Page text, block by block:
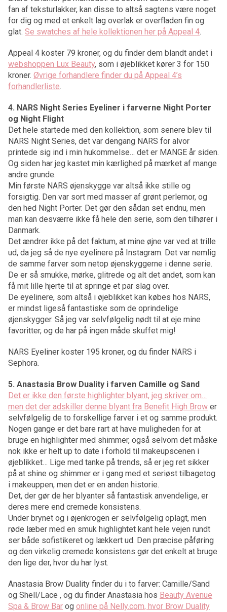
fan af teksturlakker, kan disse to altså sagtens være noget
for dig og med et enkelt lag overlak er overfladen fin og
glat. Se swatches af hele kollektionen her på Appeal 4.
Appeal 4 koster 79 kroner, og du finder dem blandt andet i
webshoppen Lux Beauty, som i øjeblikket kører 3 for 150
kroner. Øvrige forhandlere finder du på Appeal 4’s
forhandlerliste.
4. NARS Night Series Eyeliner i farverne Night Porter
og Night Flight
Det hele startede med den kollektion, som senere blev til
NARS Night Series, det var dengang NARS for alvor
printede sig ind i min hukommelse… det er MANGE år siden.
Og siden har jeg kastet min kærlighed på mærket af mange
andre grunde.
Min første NARS øjenskygge var altså ikke stille og
forsigtig. Den var sort med masser af grønt perlemor, og
den hed Night Porter. Det gør den sådan set endnu, men
man kan desværre ikke få hele den serie, som den tilhører i
Danmark.
Det ændrer ikke på det faktum, at mine øjne var ved at trille
ud, da jeg så de nye eyelinere på Instagram. Det var nemlig
de samme farver som netop øjenskyggerne i denne serie.
De er så smukke, mørke, glitrede og alt det andet, som kan
få mit lille hjerte til at springe et par slag over.
De eyelinere, som altså i øjeblikket kan købes hos NARS,
er mindst ligeså fantastiske som de oprindelige
øjenskygger. Så jeg var selvfølgelig nødt til at eje mine
favoritter, og de har på ingen måde skuffet mig!
NARS Eyeliner koster 195 kroner, og du finder NARS i
Sephora.
5. Anastasia Brow Duality i farven Camille og Sand
Det er ikke den første highlighter blyant, jeg skriver om…
men det der adskiller denne blyant fra Benefit High Brow er
selvfølgelig de to forskellige farver i et og samme produkt.
Nogen gange er det bare rart at have muligheden for at
bruge en highlighter med shimmer, også selvom det måske
nok ikke er helt up to date i forhold til makeupscenen i
øjeblikket… Lige med tanke på trends, så er jeg ret sikker
på at shine og shimmer er i gang med et seriøst tilbagetog
i makeuppen, men det er en anden historie.
Det, der gør de her blyanter så fantastisk anvendelige, er
deres mere end cremede konsistens.
Under brynet og i øjenkrogen er selvfølgelig oplagt, men
røde læber med en smuk highlightet kant hele vejen rundt
ser både sofistikeret og lækkert ud. Den præcise påføring
og den virkelig cremede konsistens gør det enkelt at bruge
den lige der, hvor du har lyst.
Anastasia Brow Duality finder du i to farver: Camille/Sand
og Shell/Lace , og du finder Anastasia hos Beauty Avenue
Spa & Brow Bar og online på Nelly.com, hvor Brow Duality